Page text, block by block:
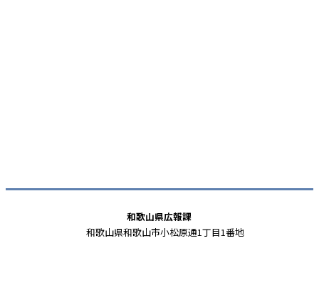
和歌山県広報課
和歌山県和歌山市小松原通1丁目1番地